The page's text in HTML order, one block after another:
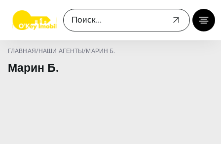
ГЛАВНАЯ/ НАШИ АГЕНТЫ/ МАРИН Б.
Марин Б.